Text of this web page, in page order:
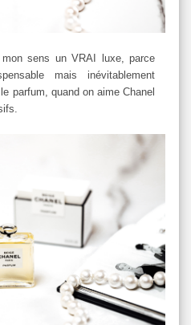
sens un VRAI luxe, parce
mais inévitablement
parfum, quand on aime Chanel